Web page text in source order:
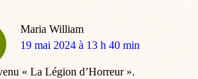
Maria William
dit
19 mai 2024 à 13 h 40 min
« La Légion d’Horreur ».